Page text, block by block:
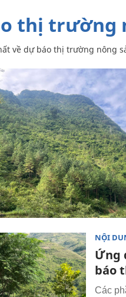
thị trường
về dự báo thị trường nông
NỘI
Ứng
báo
Các